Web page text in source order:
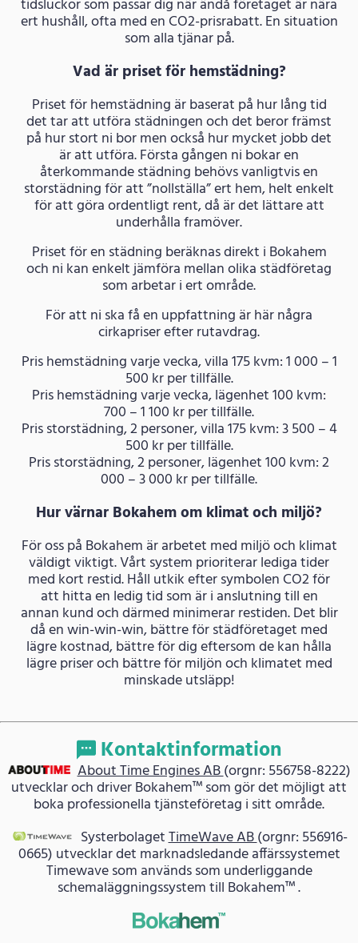
tidsluckor som passar dig när ändå företaget är nära
ert hushåll, ofta med en CO2-prisrabatt. En situation
som alla tjänar på.
Vad är priset för hemstädning?
Priset för hemstädning är baserat på hur lång tid
det tar att utföra städningen och det beror främst
på hur stort ni bor men också hur mycket jobb det
är att utföra. Första gången ni bokar en
återkommande städning behövs vanligtvis en
storstädning för att ”nollställa” ert hem, helt enkelt
för att göra ordentligt rent, då är det lättare att
underhålla framöver.
Priset för en städning beräknas direkt i Bokahem
och ni kan enkelt jämföra mellan olika städföretag
som arbetar i ert område.
För att ni ska få en uppfattning är här några
cirkapriser efter rutavdrag.
Pris hemstädning varje vecka, villa 175 kvm: 1 000 – 1
500 kr per tillfälle.
Pris hemstädning varje vecka, lägenhet 100 kvm:
700 – 1 100 kr per tillfälle.
Pris storstädning, 2 personer, villa 175 kvm: 3 500 – 4
500 kr per tillfälle.
Pris storstädning, 2 personer, lägenhet 100 kvm: 2
000 – 3 000 kr per tillfälle.
Hur värnar Bokahem om klimat och miljö?
För oss på Bokahem är arbetet med miljö och klimat
väldigt viktigt. Vårt system prioriterar lediga tider
med kort restid. Håll utkik efter symbolen CO2 för
att hitta en ledig tid som är i anslutning till en
annan kund och därmed minimerar restiden. Det blir
då en win-win-win, bättre för städföretaget med
lägre kostnad, bättre för dig eftersom de kan hålla
lägre priser och bättre för miljön och klimatet med
minskade utsläpp!
Kontaktinformation
About Time Engines AB(orgnr: 556758-8222)
utvecklar och driver Bokahem™ som gör det möjligt att
boka professionella tjänsteföretag i sitt område.
SysterbolagetTimeWave AB(orgnr: 556916-
0665) utvecklar det marknadsledande affärssystemet
Timewave som används som underliggande
schemaläggningssystem till Bokahem™ .